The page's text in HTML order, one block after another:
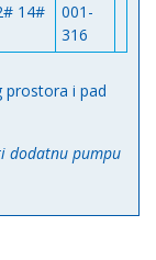
14#
001-
316
prostora i pad
dodatnu pumpu